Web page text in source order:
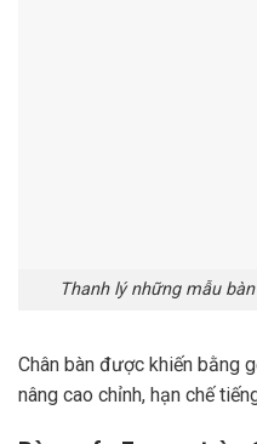
Thanh lý những mẫu
Chân bàn được khiến bằng
nâng cao chỉnh, hạn chế